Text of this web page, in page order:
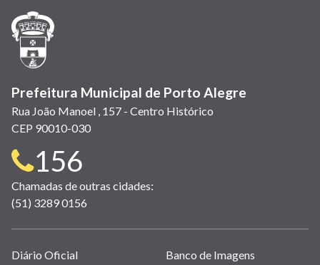
janela)
Prefeitura Municipal de Porto Alegre
Rua João Manoel , 157 - Centro Histórico
CEP 90010-030
Telefone
para
contato:
156
Chamadas de outras cidades:
(51) 3289 0156
Links
Diário Oficial Banco de Imagens